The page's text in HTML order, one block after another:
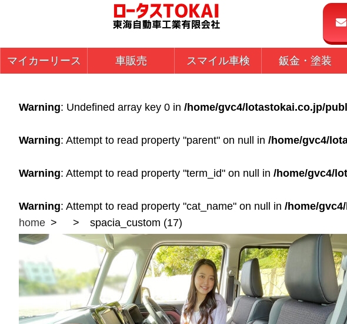
マイカーリース 車販売 スマイル車検 鈑金・塗装
Warning: Undefined array key 0 in /home/gvc4/lotastokai.co.jp/
Warning: Attempt to read property "parent" on null in /home/gvc4/
Warning: Attempt to read property "term_id" on null in /home/gvc4/
Warning: Attempt to read property "cat_name" on null in /home/
home
spacia_custom (17)